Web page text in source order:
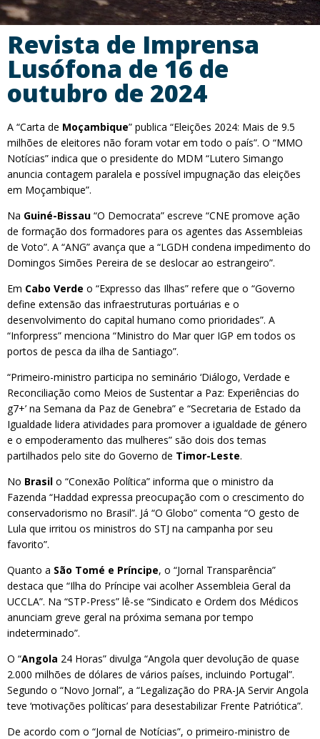
Revista de Imprensa
Lusófona de 16 de
outubro de 2024
A “Carta de Moçambique” publica “Eleições 2024: Mais de 9.5
milhões de eleitores não foram votar em todo o país”. O “MMO
Notícias” indica que o presidente do MDM “Lutero Simango
anuncia contagem paralela e possível impugnação das eleições
em Moçambique”.
Na Guiné-Bissau “O Democrata” escreve “CNE promove ação
de formação dos formadores para os agentes das Assembleias
de Voto”. A “ANG” avança que a “LGDH condena impedimento do
Domingos Simões Pereira de se deslocar ao estrangeiro”.
Em Cabo Verde o “Expresso das Ilhas” refere que o “Governo
define extensão das infraestruturas portuárias e o
desenvolvimento do capital humano como prioridades”. A
“Inforpress” menciona “Ministro do Mar quer IGP em todos os
portos de pesca da ilha de Santiago”.
“Primeiro-ministro participa no seminário ‘Diálogo, Verdade e
Reconciliação como Meios de Sustentar a Paz: Experiências do
g7+’ na Semana da Paz de Genebra” e “Secretaria de Estado da
Igualdade lidera atividades para promover a igualdade de género
e o empoderamento das mulheres” são dois dos temas
partilhados pelo site do Governo de Timor-Leste.
No Brasil o “Conexão Política” informa que o ministro da
Fazenda “Haddad expressa preocupação com o crescimento do
conservadorismo no Brasil”. Já “O Globo” comenta “O gesto de
Lula que irritou os ministros do STJ na campanha por seu
favorito”.
Quanto a São Tomé e Príncipe, o “Jornal Transparência”
destaca que “Ilha do Príncipe vai acolher Assembleia Geral da
UCCLA”. Na “STP-Press” lê-se “Sindicato e Ordem dos Médicos
anunciam greve geral na próxima semana por tempo
indeterminado”.
O “Angola 24 Horas” divulga “Angola quer devolução de quase
2.000 milhões de dólares de vários países, incluindo Portugal”.
Segundo o “Novo Jornal”, a “Legalização do PRA-JA Servir Angola
teve ‘motivações políticas’ para desestabilizar Frente Patriótica”.
De acordo com o “Jornal de Notícias”, o primeiro-ministro de